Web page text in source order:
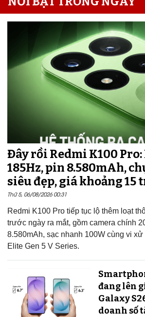
Đây rồi Redmi K100
185Hz, pin 8.580mAh,
siêu đẹp, giá khoảng 15
Thứ 5, 06/08/2026 00:31
Redmi K100 Pro tiếp tục lộ thêm loạt
trước ngày ra mắt, gồm camera chính
8.580mAh, sạc nhanh 100W cùng vi
Elite Gen 5 V Series.
đang lên
Galaxy
doanh số